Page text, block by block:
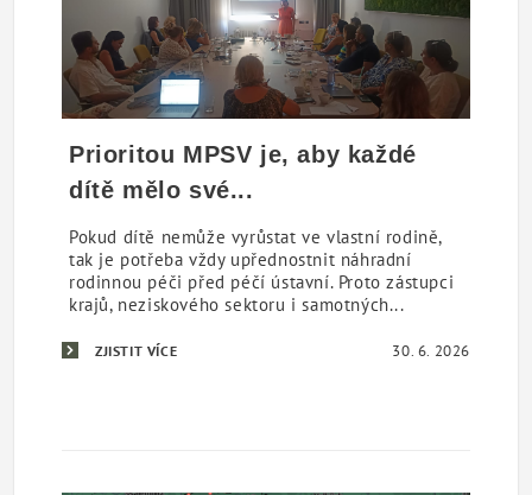
Prioritou MPSV je, aby každé
dítě mělo své...
Pokud dítě nemůže vyrůstat ve vlastní rodině,
tak je potřeba vždy upřednostnit náhradní
rodinnou péči před péčí ústavní. Proto zástupci
krajů, neziskového sektoru i samotných...
ZJISTIT VÍCE 30. 6. 2026